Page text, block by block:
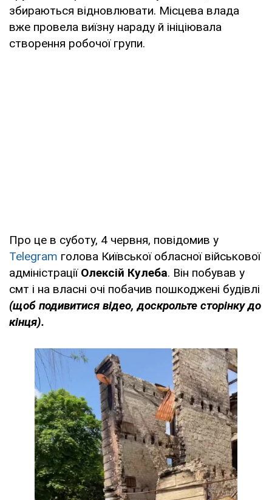
збираються відновлювати. Місцева влада
вже провела виїзну нараду й ініціювала
створення робочої групи.
Про це в суботу, 4 червня, повідомив у
Telegram голова Київської обласної військової
адміністрації Олексій Кулеба. Він побував у
смт і на власні очі побачив пошкоджені будівлі
(щоб подивитися відео, доскрольте сторінку до
кінця).